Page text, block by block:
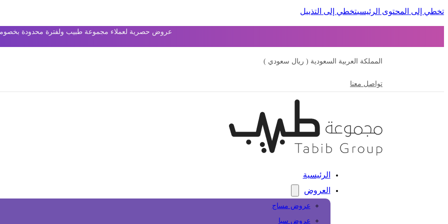
تخطي إلى المحتوى الرئيسيتخطي إلى التذييل
عروض حصرية لعملاء مجموعة طبيب ولفترة محدودة بخصومات
المملكة العربية السعودية ( ريال سعودي )
تواصل معنا
الرئيسية
العروض
عروض مساج
عروض سبا